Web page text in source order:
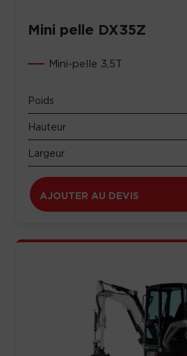
Mini pelle DX35Z
Mini-pelle 3,5T
Poids
Hauteur
Largeur
AJOUTER AU DEVIS